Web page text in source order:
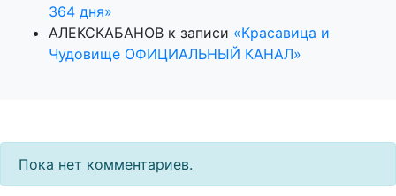
364 дня»
АЛЕКСКАБАНОВ к записи «Красавица и
Чудовище ОФИЦИАЛЬНЫЙ КАНАЛ»
Пока нет комментариев.